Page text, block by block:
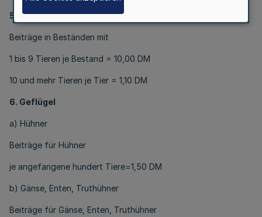
5. Schafe
Beiträge in Beständen mit
1 bis 9 Tieren je Bestand = 10,00 DM
10 und mehr Tieren je Tier = 1,10 DM
6. Geflügel
a) Hühner
Beiträge für Hühner
je angefangene hundert Tiere=1,50 DM
b) Gänse, Enten, Truthühner
Beiträge für Gänse, Enten, Truthühner